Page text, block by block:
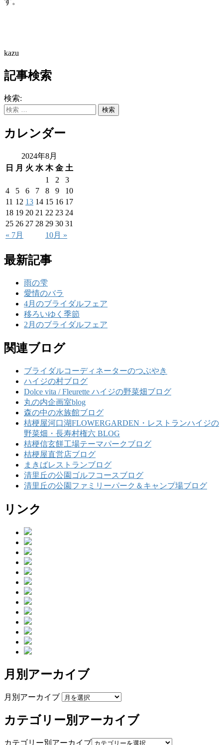
kazu
記事検索
検索:
カレンダー
2024年8月
日
月 火 水 木 金 土
« 7月 10月 »
1 2
3
4
5 6 7 8 9
10
11 12 13 14 15 16 17
18 19 20 21 22 23 24
25 26 27 28 29 30 31
最新記事
雨の雫
愛情のバラ
4月のブライダルフェア
移ろいゆく季節
2月のブライダルフェア
関連ブログ
ブライダルコーディネーターのつぶやき
ハイジの村ブログ
Dolce vita / Fleurette ハイジの野菜畑ブログ
丸の内企画室blog
森の中の水族館ブログ
桔梗屋河口湖FLOWERGARDEN・レストランハイジの
野菜畑・長寿村権六 BLOG
桔梗信玄餅工場テーマパークブログ
桔梗屋直営店ブログ
まきばレストランブログ
清里丘の公園ゴルフコースブログ
清里丘の公園ファミリーパーク＆キャンプ場ブログ
リンク
月別アーカイブ
月別アーカイブ
カテゴリー別アーカイブ
カテゴリー別アーカイブ